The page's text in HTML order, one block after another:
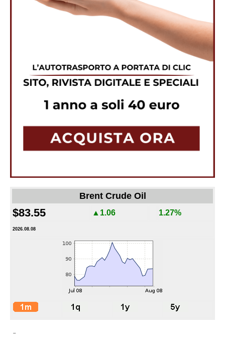
Brent Crude Oil
$83.55 ▲1.06 1.27%
2026.08.08
-